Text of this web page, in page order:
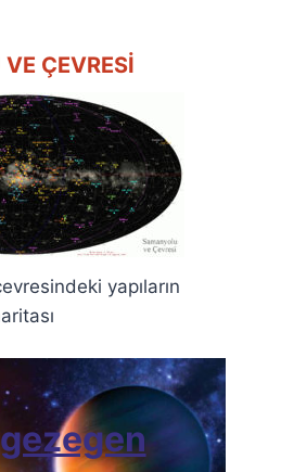
ÇEVRESI
yapıların